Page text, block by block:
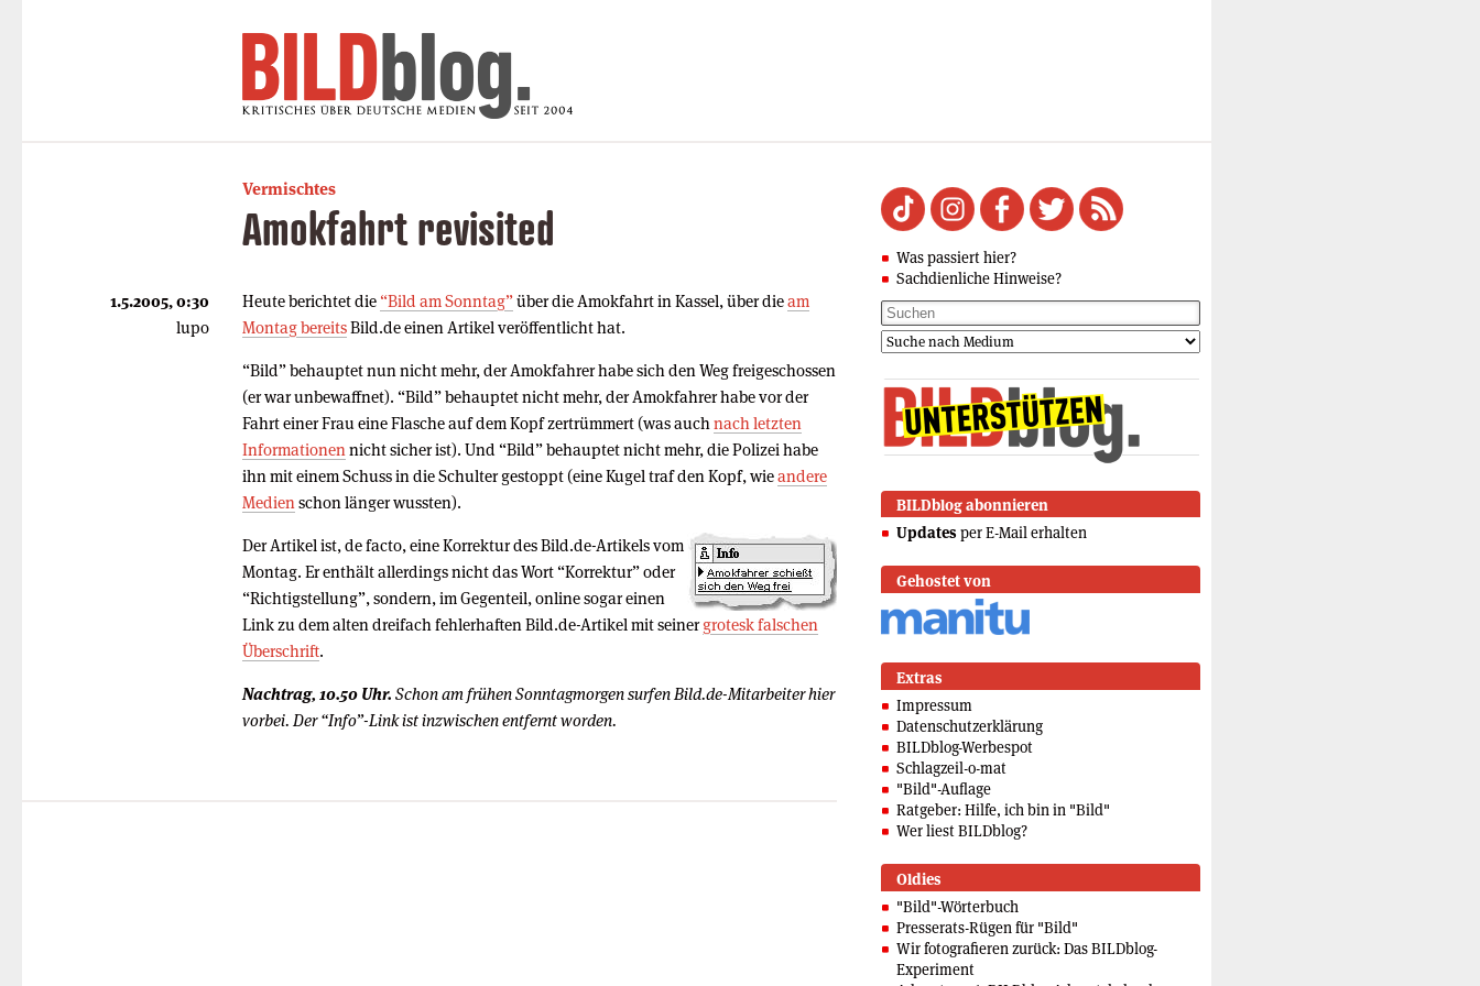
Vermischtes
Amokfahrt revisited
Heute berichtet die “Bild am Sonntag”über die Amokfahrt in Kassel, über dieam
Montag bereitsBild.de einen Artikel veröffentlicht hat.
“Bild” behauptet nun nicht mehr, der Amokfahrer habe sich den Weg freigeschossen
(er war unbewaffnet). “Bild” behauptet nicht mehr, der Amokfahrer habe vor der
Fahrt einer Frau eine Flasche auf dem Kopf zertrümmert (was auch nach letzten
Informationen nicht sicher ist). Und “Bild” behauptet nicht mehr, die Polizei habe
ihn mit einem Schuss in die Schulter gestoppt (eine Kugel traf den Kopf, wieandere
Medien schon länger wussten).
Der Artikel ist, de facto, eine Korrektur des Bild.de-Artikels vom
Montag. Er enthält allerdings nicht das Wort “Korrektur” oder
“Richtigstellung”, sondern, im Gegenteil, online sogar einen
Link zu dem alten dreifach fehlerhaften Bild.de-Artikel mit seinergrotesk falschen
Überschrift.
Nachtrag, 10.50 Uhr. Schon am frühen Sonntagmorgen surfen Bild.de-Mitarbeiter hier
vorbei. Der “Info”-Link ist inzwischen entfernt worden.
1.5.2005, 0:30
lupo
Was passiert hier?
Sachdienliche Hinweise?
BILDblog abonnieren
Updates per E-Mail erhalten
Gehostet von
Extras
Impressum
Datenschutzerklärung
BILDblog-Werbespot
Schlagzeil-o-mat
"Bild"-Auflage
Ratgeber: Hilfe, ich bin in "Bild"
Wer liest BILDblog?
Oldies
"Bild"-Wörterbuch
Presserats-Rügen für "Bild"
Wir fotografieren zurück: Das BILDblog-
Experiment